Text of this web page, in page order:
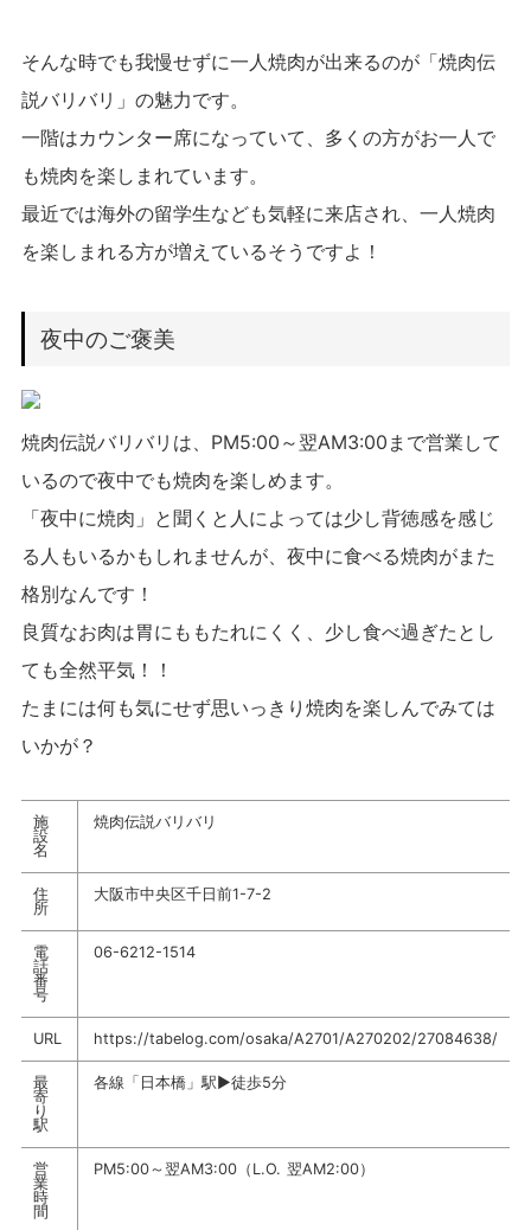
そんな時でも我慢せずに一人焼肉が出来るのが「焼肉伝
説バリバリ」の魅力です。
一階はカウンター席になっていて、多くの方がお一人で
も焼肉を楽しまれています。
最近では海外の留学生なども気軽に来店され、一人焼肉
を楽しまれる方が増えているそうですよ！
夜中のご褒美
焼肉伝説バリバリは、PM5:00～翌AM3:00まで営業して
いるので夜中でも焼肉を楽しめます。
「夜中に焼肉」と聞くと人によっては少し背徳感を感じ
る人もいるかもしれませんが、夜中に食べる焼肉がまた
格別なんです！
良質なお肉は胃にももたれにくく、少し食べ過ぎたとし
ても全然平気！！
たまには何も気にせず思いっきり焼肉を楽しんでみては
いかが？
施
設
名
焼肉伝説バリバリ
住
所
大阪市中央区千日前1-7-2
電
話
番
号
06-6212-1514
URL https://tabelog.com/osaka/A2701/A270202/27084638/
最
寄
り
駅
各線「日本橋」駅▶徒歩5分
営
業
時
間
PM5:00～翌AM3:00（L.O. 翌AM2:00）